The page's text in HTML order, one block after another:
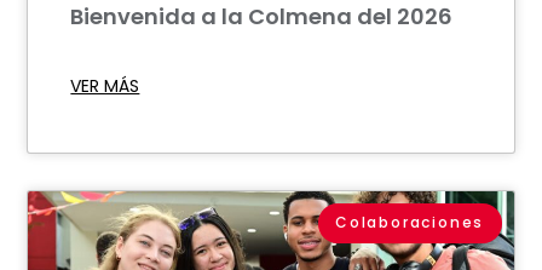
Bienvenida a la Colmena del 2026
VER MÁS
Colaboraciones